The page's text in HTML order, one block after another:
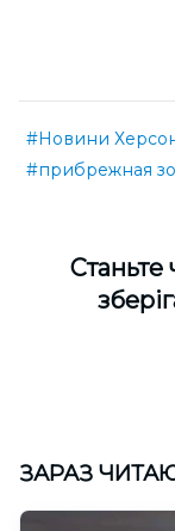
#Новини
#прибрежная
ЗАРАЗ